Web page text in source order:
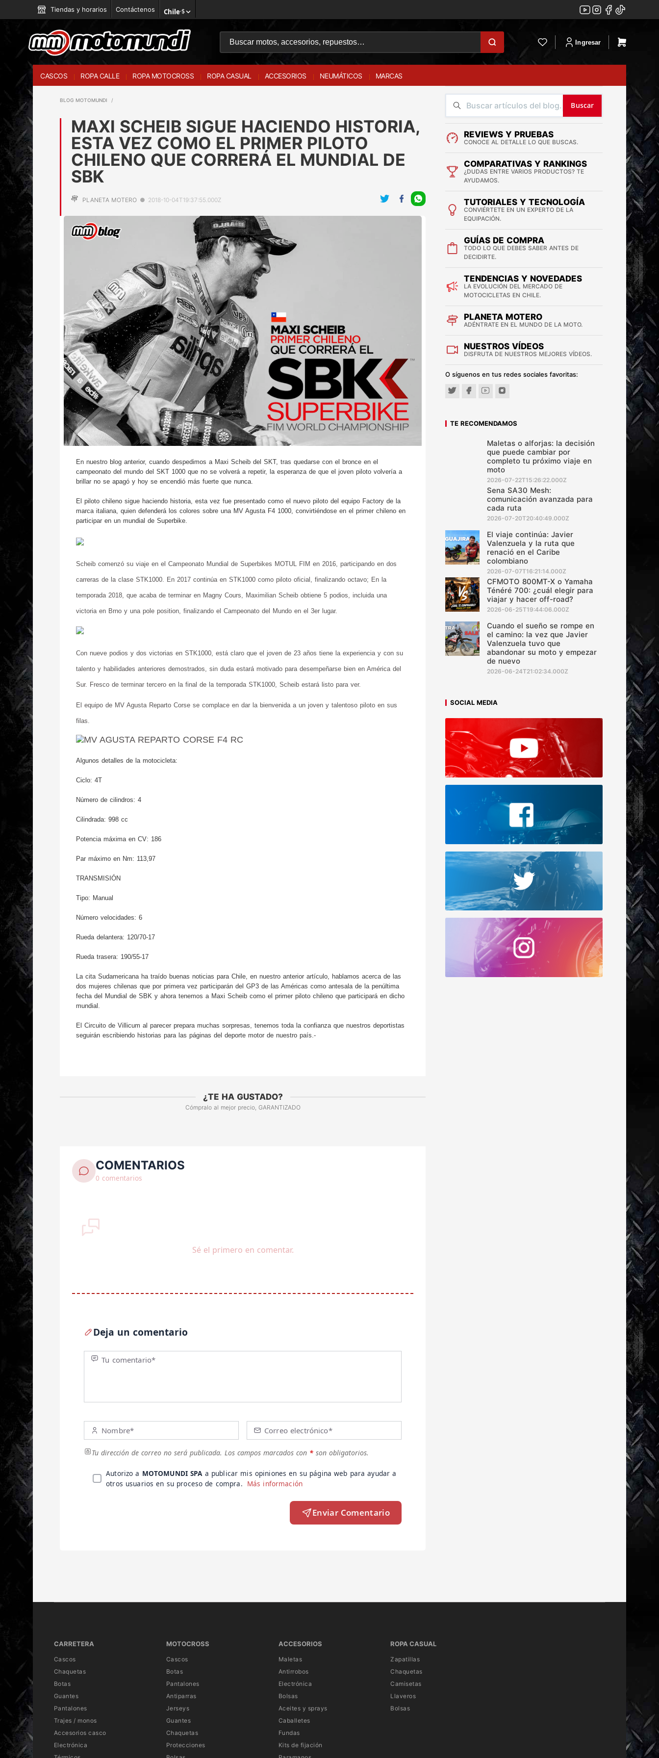
Tiendas y horarios Contáctenos Chile·$
Ingresar
CASCOS ROPA CALLE ROPA MOTOCROSS ROPA CASUAL ACCESORIOS NEUMÁTICOS MARCAS
BLOG MOTOMUNDI
MAXI SCHEIB SIGUE HACIENDO HISTORIA,
ESTA VEZ COMO EL PRIMER PILOTO
CHILENO QUE CORRERÁ EL MUNDIAL DE
SBK
PLANETA MOTERO ● 2018-10-04T19:37:55.000Z
En nuestro blog anterior, cuando despedimos a Maxi Scheib del SKT, tras quedarse con el bronce en el
campeonato del mundo del SKT 1000 que no se volverá a repetir, la esperanza de que el joven piloto volvería a
brillar no se apagó y hoy se encendió más fuerte que nunca.
El piloto chileno sigue haciendo historia, esta vez fue presentado como el nuevo piloto del equipo Factory de la
marca italiana, quien defenderá los colores sobre una MV Agusta F4 1000, convirtiéndose en el primer chileno en
participar en un mundial de Superbike.
Scheib comenzó su viaje en el Campeonato Mundial de Superbikes MOTUL FIM en 2016, participando en dos
carreras de la clase STK1000. En 2017 continúa en STK1000 como piloto oficial, finalizando octavo; En la
temporada 2018, que acaba de terminar en Magny Cours, Maximilian Scheib obtiene 5 podios, incluida una
victoria en Brno y una pole position, finalizando el Campeonato del Mundo en el 3er lugar.
Con nueve podios y dos victorias en STK1000, está claro que el joven de 23 años tiene la experiencia y con su
talento y habilidades anteriores demostrados, sin duda estará motivado para desempeñarse bien en América del
Sur. Fresco de terminar tercero en la final de la temporada STK1000, Scheib estará listo para ver.
El equipo de MV Agusta Reparto Corse se complace en dar la bienvenida a un joven y talentoso piloto en sus
filas.
MV AGUSTA REPARTO CORSE F4 RC
Algunos detalles de la motocicleta:
Ciclo: 4T
Número de cilindros: 4
Cilindrada: 998 cc
Potencia máxima en CV: 186
Par máximo en Nm: 113,97
TRANSMISIÓN
Tipo: Manual
Número velocidades: 6
Rueda delantera: 120/70-17
Rueda trasera: 190/55-17
La cita Sudamericana ha traído buenas noticias para Chile, en nuestro anterior artículo, hablamos acerca de las
dos mujeres chilenas que por primera vez participarán del GP3 de las Américas como antesala de la penúltima
fecha del Mundial de SBK y ahora tenemos a Maxi Scheib como el primer piloto chileno que participará en dicho
mundial.
El Circuito de Villicum al parecer prepara muchas sorpresas, tenemos toda la confianza que nuestros deportistas
seguirán escribiendo historias para las páginas del deporte motor de nuestro país.-
¿TE HA GUSTADO?
Cómpralo al mejor precio, GARANTIZADO
COMENTARIOS
0 comentarios
Sé el primero en comentar.
Deja un comentario
Tu comentario*
Nombre* Correo electrónico*
Tu dirección de correo no será publicada. Los campos marcados con * son obligatorios.
Autorizo a MOTOMUNDI SPA a publicar mis opiniones en su página web para ayudar a
otros usuarios en su proceso de compra. Más información
Enviar Comentario
Buscar
REVIEWS Y PRUEBAS
CONOCE AL DETALLE LO QUE BUSCAS.
COMPARATIVAS Y RANKINGS
¿DUDAS ENTRE VARIOS PRODUCTOS? TE
AYUDAMOS.
TUTORIALES Y TECNOLOGÍA
CONVIÉRTETE EN UN EXPERTO DE LA
EQUIPACIÓN.
GUÍAS DE COMPRA
TODO LO QUE DEBES SABER ANTES DE
DECIDIRTE.
TENDENCIAS Y NOVEDADES
LA EVOLUCIÓN DEL MERCADO DE
MOTOCICLETAS EN CHILE.
PLANETA MOTERO
ADÉNTRATE EN EL MUNDO DE LA MOTO.
NUESTROS VÍDEOS
DISFRUTA DE NUESTROS MEJORES VÍDEOS.
O síguenos en tus redes sociales favoritas:
TE RECOMENDAMOS
Maletas o alforjas: la decisión
que puede cambiar por
completo tu próximo viaje en
moto
2026-07-22T15:26:22.000Z
Sena SA30 Mesh:
comunicación avanzada para
cada ruta
2026-07-20T20:40:49.000Z
El viaje continúa: Javier
Valenzuela y la ruta que
renació en el Caribe
colombiano
2026-07-07T16:21:14.000Z
CFMOTO 800MT-X o Yamaha
Ténéré 700: ¿cuál elegir para
viajar y hacer off-road?
2026-06-25T19:44:06.000Z
Cuando el sueño se rompe en
el camino: la vez que Javier
Valenzuela tuvo que
abandonar su moto y empezar
de nuevo
2026-06-24T21:02:34.000Z
SOCIAL MEDIA
CARRETERA
Cascos
Chaquetas
Botas
Guantes
Pantalones
Trajes / monos
Accesorios casco
Electrónica
MOTOCROSS
Cascos
Botas
Pantalones
Antiparras
Jerseys
Guantes
Chaquetas
Protecciones
ACCESORIOS
Maletas
Antirrobos
Electrónica
Bolsas
Aceites y sprays
Caballetes
Fundas
Kits de fijación
ROPA CASUAL
Zapatillas
Chaquetas
Camisetas
Llaveros
Bolsas